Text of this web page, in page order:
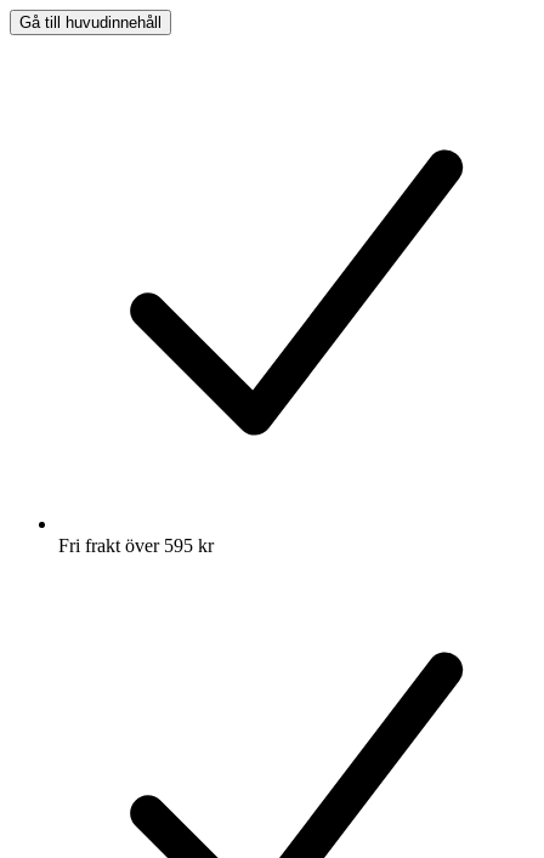
Gå till huvudinnehåll
Fri frakt över 595 kr